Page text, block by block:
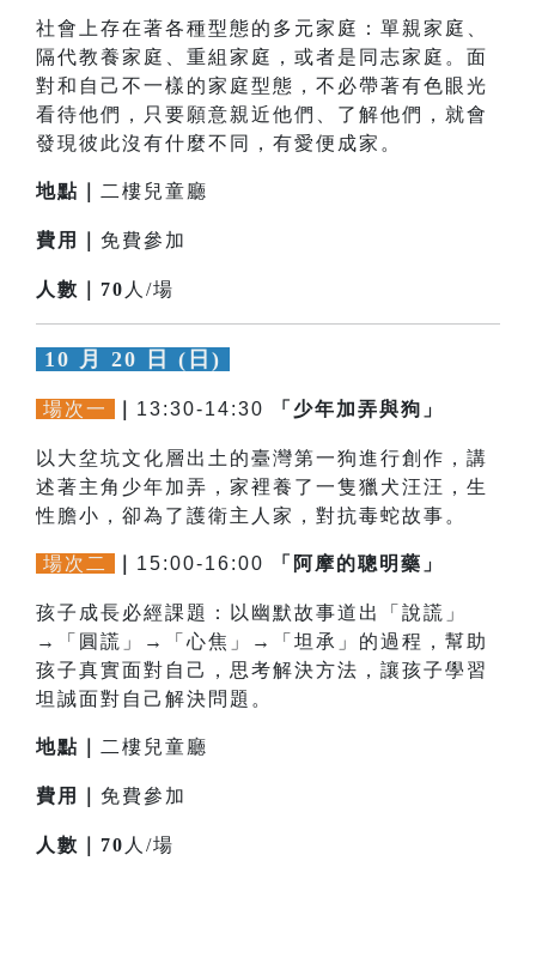
社會上存在著各種型態的多元家庭：單親家庭、
隔代教養家庭、重組家庭，或者是同志家庭。面
對和自己不一樣的家庭型態，不必帶著有色眼光
看待他們，只要願意親近他們、了解他們，就會
發現彼此沒有什麼不同，有愛便成家。
地點｜ 二樓兒童廳
費用｜ 免費參加
人數｜ 70 人/場
10 月 20 日 (日)
場次一 13:30-14:30 「少年加弄與狗」
以大坌坑文化層出土的臺灣第一狗進行創作，講
述著主角少年加弄，家裡養了一隻獵犬汪汪，生
性膽小，卻為了護衛主人家，對抗毒蛇故事。
場次二 15:00-16:00 「阿摩的聰明藥」
孩子成長必經課題：以幽默故事道出「說謊」
→「圓謊」→「心焦」→「坦承」的過程，幫助
孩子真實面對自己，思考解決方法，讓孩子學習
坦誠面對自己解決問題。
地點｜ 二樓兒童廳
費用｜ 免費參加
人數｜ 70 人/場